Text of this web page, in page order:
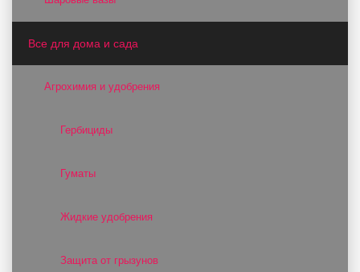
Все для дома и сада
Агрохимия и удобрения
Гербициды
Гуматы
Жидкие удобрения
Защита от грызунов